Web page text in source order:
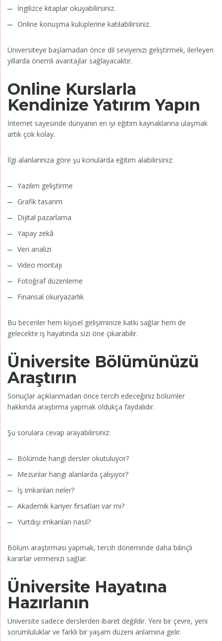
İngilizce kitaplar okuyabilirsiniz.
Online konuşma kulüplerine katılabilirsiniz.
Üniversiteye başlamadan önce dil seviyenizi geliştirmek, ilerleyen
yıllarda önemli avantajlar sağlayacaktır.
Online Kurslarla
Kendinize Yatırım Yapın
İnternet sayesinde dünyanın en iyi eğitim kaynaklarına ulaşmak
artık çok kolay.
İlgi alanlarınıza göre şu konularda eğitim alabilirsiniz:
Yazılım geliştirme
Grafik tasarım
Dijital pazarlama
Yapay zekâ
Veri analizi
Video montajı
Fotoğraf düzenleme
Finansal okuryazarlık
Bu beceriler hem kişisel gelişiminize katkı sağlar hem de
gelecekte iş hayatında sizi öne çıkarabilir.
Üniversite Bölümünüzü
Araştırın
Sonuçlar açıklanmadan önce tercih edeceğiniz bölümler
hakkında araştırma yapmak oldukça faydalıdır.
Şu sorulara cevap arayabilirsiniz:
Bölümde hangi dersler okutuluyor?
Mezunlar hangi alanlarda çalışıyor?
İş imkanları neler?
Akademik kariyer fırsatları var mı?
Yurtdışı imkanları nasıl?
Bölüm araştırması yapmak, tercih döneminde daha bilinçli
kararlar vermenizi sağlar.
Üniversite Hayatına
Hazırlanın
Üniversite sadece derslerden ibaret değildir. Yeni bir çevre, yeni
sorumluluklar ve farklı bir yaşam düzeni anlamına gelir.